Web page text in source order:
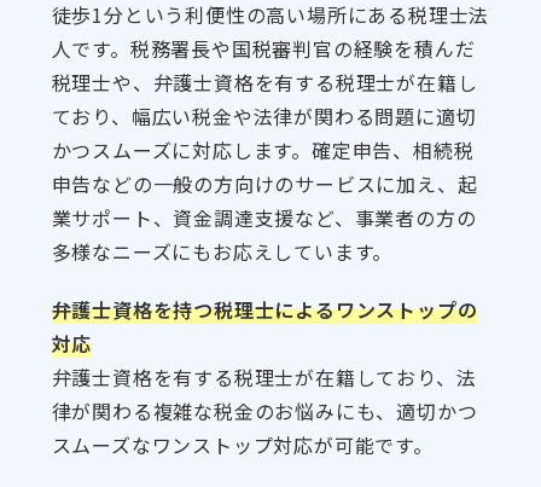
徒歩1分という利便性の高い場所にある税理士法
人です。税務署長や国税審判官の経験を積んだ
税理士や、弁護士資格を有する税理士が在籍し
ており、幅広い税金や法律が関わる問題に適切
かつスムーズに対応します。確定申告、相続税
申告などの一般の方向けのサービスに加え、起
業サポート、資金調達支援など、事業者の方の
多様なニーズにもお応えしています。
弁護士資格を持つ税理士によるワンストップの
対応
弁護士資格を有する税理士が在籍しており、法
律が関わる複雑な税金のお悩みにも、適切かつ
スムーズなワンストップ対応が可能です。